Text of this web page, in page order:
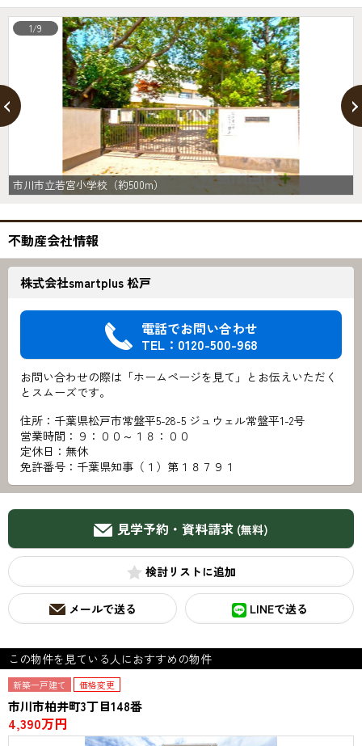
市川市立若宮小学校（約500m）
1/9
不動産会社情報
株式会社smartplus 松戸
電話でお問い合わせ
TEL：0120-500-968
お問い合わせの際は「ホームページを見て」とお伝えいただく
とスムーズです。
住所：千葉県松戸市常盤平5-28-5 ジュウェル常盤平1-2号
営業時間：９：００～１８：００
定休日：無休
免許番号：千葉県知事（１）第１８７９１
見学予約・資料請求 (無料)
検討リスト
メールで送る LINEで送る
この物件を見ている人におすすめの物件
新築一戸建て 価格変更
市川市柏井町3丁目148番
4,390万円